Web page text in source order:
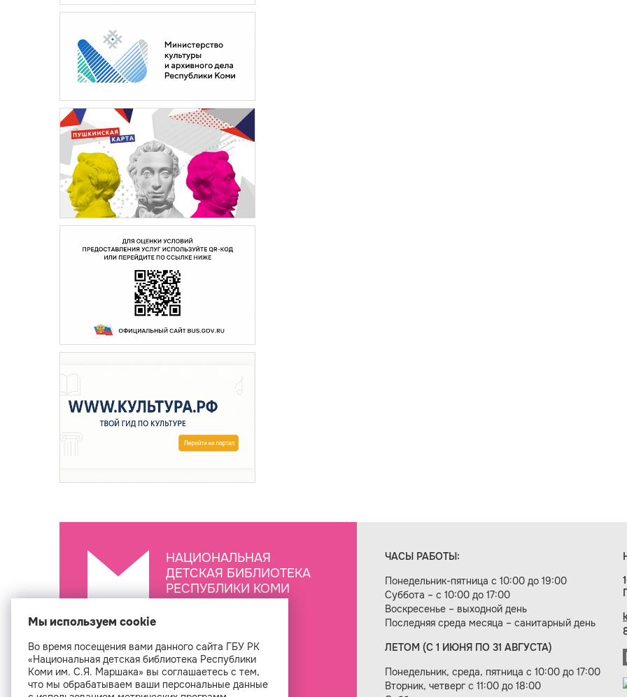
НАЦИОНАЛЬНАЯ
ДЕТСКАЯ БИБЛИОТЕКА
РЕСПУБЛИКИ КОМИ
ЧАСЫ РАБОТЫ:
Понедельник-пятница с 10:00 до 19:00
Суббота – с 10:00 до 17:00
Воскресенье – выходной день
Последняя среда месяца – санитарный день
ЛЕТОМ (С 1 ИЮНЯ ПО 31 АВГУСТА)
Понедельник, среда, пятница с 10:00 до 17:00
Вторник, четверг с 11:00 до 18:00
Создание сайта — веб-студия «Цифровой век»
Мы используем cookie
Во время посещения вами данного сайта ГБУ РК
«Национальная детская библиотека Республики
Коми им. С.Я. Маршака» вы соглашаетесь с тем,
что мы обрабатываем ваши персональные данные